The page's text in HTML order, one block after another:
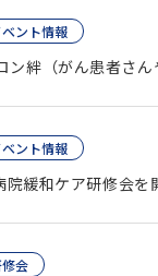
ベント情報
（がん患者さんや家族向
ベント情報
緩和ケア研修会を
会